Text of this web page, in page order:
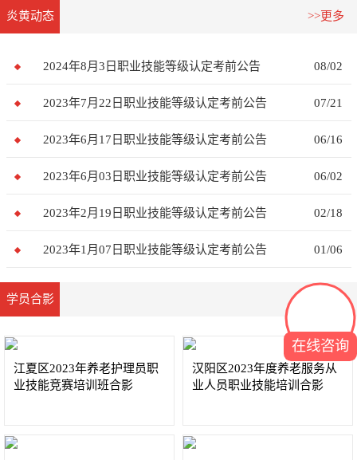
炎黄动态 >>更多
2024年8月3日职业技能等级认定考前公告 08/02
2023年7月22日职业技能等级认定考前公告 07/21
2023年6月17日职业技能等级认定考前公告 06/16
2023年6月03日职业技能等级认定考前公告 06/02
2023年2月19日职业技能等级认定考前公告 02/18
2023年1月07日职业技能等级认定考前公告 01/06
学员合影 >>更多
江夏区2023年养老护理员职
业技能竞赛培训班合影
汉阳区2023年度养老服务从
业人员职业技能培训合影
在线咨询